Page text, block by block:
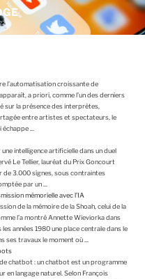
l’automatisation croissante de
a priori, comme l’un des derniers
sur la présence des interprètes,
entre artistes et spectateurs, le
...
intelligence artificielle dans un duel
Le Tellier, lauréat du Prix Goncourt
de 3.000 signes, sous contraintes
par un ...
mémorielle avec l’IA
de la mémoire de la Shoah, celui de la
l’a montré Annette Wieviorka dans
années 1980 une place centrale dans le
travaux le moment où ...
chatbot : un chatbot est un programme
en langage naturel. Selon François